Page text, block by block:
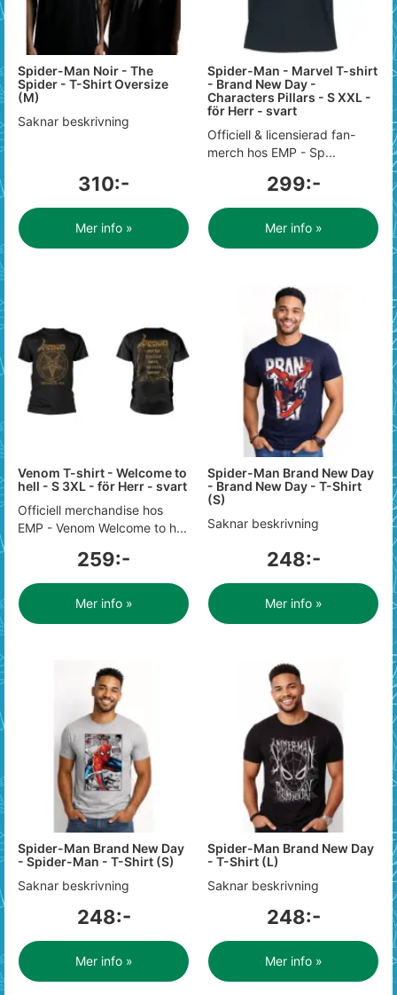
Spider-Man Noir - The
Spider - T-Shirt Oversize
(M)
Saknar beskrivning
310:-
Mer info »
Spider-Man - Marvel T-shirt
- Brand New Day -
Characters Pillars - S XXL -
för Herr - svart
Officiell & licensierad fan-
merch hos EMP - Sp...
299:-
Mer info »
Venom T-shirt - Welcome to
hell - S 3XL - för Herr - svart
Officiell merchandise hos
EMP - Venom Welcome to h...
259:-
Mer info »
Spider-Man Brand New Day
- Brand New Day - T-Shirt
(S)
Saknar beskrivning
248:-
Mer info »
Spider-Man Brand New Day
- Spider-Man - T-Shirt (S)
Saknar beskrivning
248:-
Mer info »
Spider-Man Brand New Day
- T-Shirt (L)
Saknar beskrivning
248:-
Mer info »